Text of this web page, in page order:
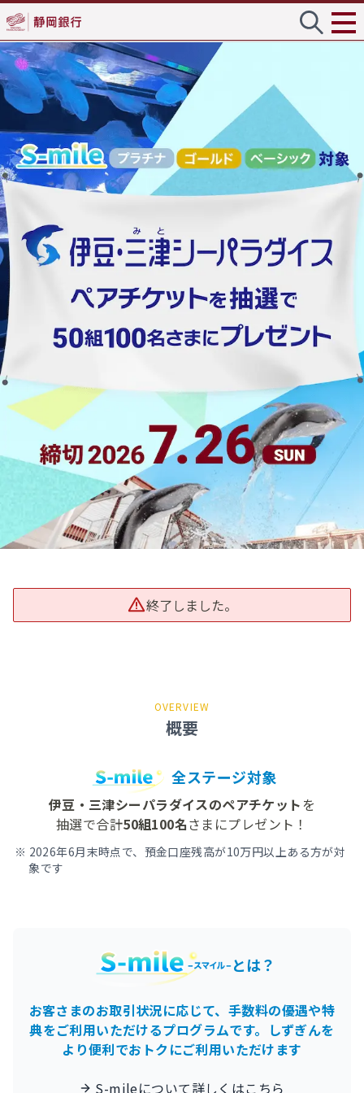
終了しました。
OVERVIEW
概要
全ステージ対象
伊豆・三津シーパラダイスのペアチケット を
抽選で合計50組100名さまにプレゼント！
2026年6月末時点で、預金口座残高が10万円以上ある方が対
象です
とは？
お客さまのお取引状況に応じて、 手数料の優遇や特
典をご利用いただけるプログラムです。 しずぎんを
より便利でおトクにご利用いただけます
S-mileについて詳しくはこちら